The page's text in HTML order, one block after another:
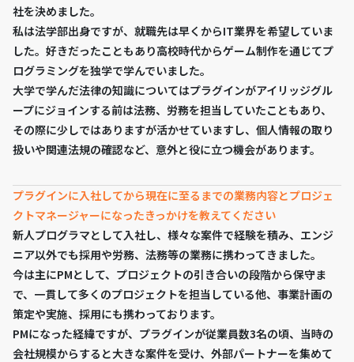
社を決めました。
私は法学部出身ですが、就職先は早くからIT業界を希望していま
した。好きだったこともあり高校時代からゲーム制作を通じてプ
ログラミングを独学で学んでいました。
大学で学んだ法律の知識についてはプラグインがアイリッジグル
ープにジョインする前は法務、労務を担当していたこともあり、
その際に少しではありますが活かせていますし、個人情報の取り
扱いや関連法規の確認など、意外と役に立つ機会があります。
プラグインに入社してから現在に至るまでの業務内容とプロジェ
クトマネージャーになったきっかけを教えてください
新人プログラマとして入社し、様々な案件で経験を積み、エンジ
ニア以外でも採用や労務、法務等の業務に携わってきました。
今は主にPMとして、プロジェクトの引き合いの段階から保守ま
で、一貫して多くのプロジェクトを担当している他、事業計画の
策定や実施、採用にも携わっております。
PMになった経緯ですが、プラグインが従業員数3名の頃、当時の
会社規模からすると大きな案件を受け、外部パートナーを集めて